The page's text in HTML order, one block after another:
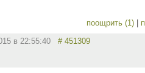
поощрить (1)
в 22:55:40 # 451309